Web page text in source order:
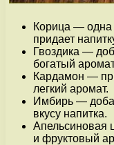
Корица — одна
придает
Гвоздика —
богатый
Кардамон —
легкий аромат.
Имбирь —
вкусу напитка.
Апельсиновая
и фруктовый